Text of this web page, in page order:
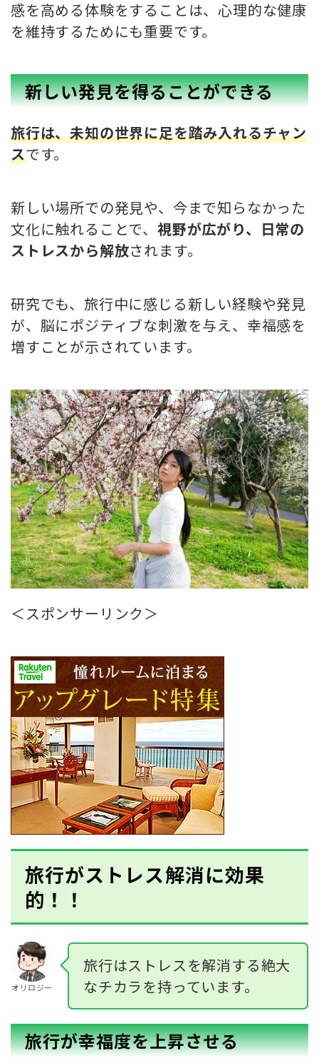
感を高める体験をすることは、心理的な健康
を維持するためにも重要です。
新しい発見を得ることができる
旅行は、未知の世界に足を踏み入れるチャン
スです。
新しい場所での発見や、今まで知らなかった
文化に触れることで、 視野が広がり、日常の
ストレスから解放されます。
研究でも、旅行中に感じる新しい経験や発見
が、脳にポジティブな刺激を与え、幸福感を
増すことが示されています。
＜スポンサーリンク＞
旅行がストレス解消に効果
的！！
オリロジー
旅行はストレスを解消する絶大
なチカラを持っています。
旅行が幸福度を上昇させる